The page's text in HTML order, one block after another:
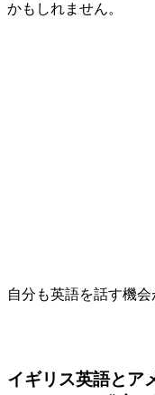
かもしれません。
自分も英語を話す機
イギリス英語とア